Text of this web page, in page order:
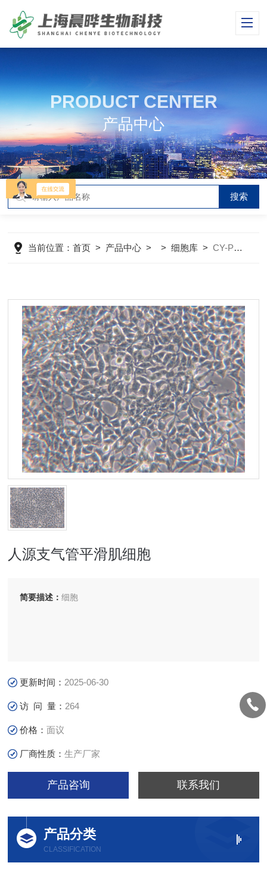
PRODUCT CENTER
产品中心
当前位置：首页 > 产品中心 > >细胞库 >CY-PC-H0006人源支气管平滑肌细胞
人源支气管平滑肌细胞
简要描述：细胞
更新时间： 2025-06-30
访 问 量： 264
价格：面议
厂商性质：生产厂家
产品咨询 联系我们
产品分类
CLASSIFICATION